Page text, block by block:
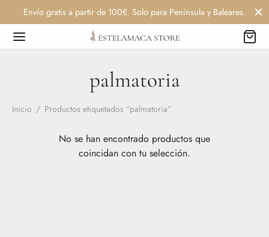
Envío gratis a partir de 100€. Solo para Península y Baleares.
palmatoria
Inicio / Productos etiquetados “palmatoria”
No se han encontrado productos que
coincidan con tu selección.